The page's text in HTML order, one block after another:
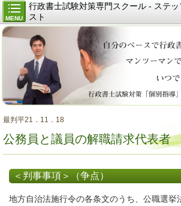
MENU
行政書士試験対策専門スクール - ステ
スト
最判平21．11．18
公務員と議員の解職請求代表者
＜判事事項＞（争点）
地方自治法施行令の各条文のうち、公職選挙